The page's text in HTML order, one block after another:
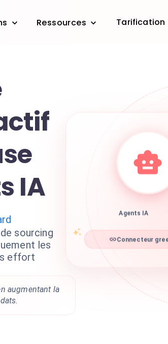
Ressources Tarification
IA
sourcing
les
effort
augmentant la
Agents IA
Connecteur